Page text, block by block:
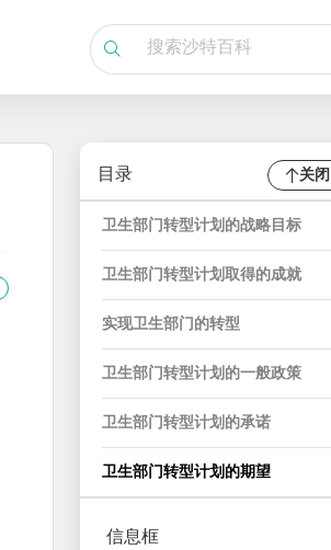
目录 关闭
卫生部门转型计划的战略目标
卫生部门转型计划取得的成就
实现卫生部门的转型
卫生部门转型计划的一般政策
卫生部门转型计划的承诺
卫生部门转型计划的期望
信息框